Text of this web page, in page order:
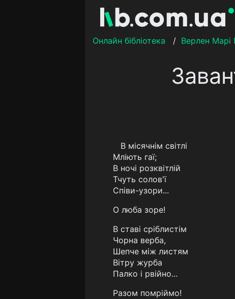
Онлайн бібліотека / Верлен Марі
В місячнім світлі
Мліють гаї;
В ночі розквітлій
Тчуть солов'ї
Співи-узори...
О люба зоре!
В ставі сріблистім
Чорна верба,
Шепче між листям
Вітру журба
Палко і рвійно...
Разом помріймо!